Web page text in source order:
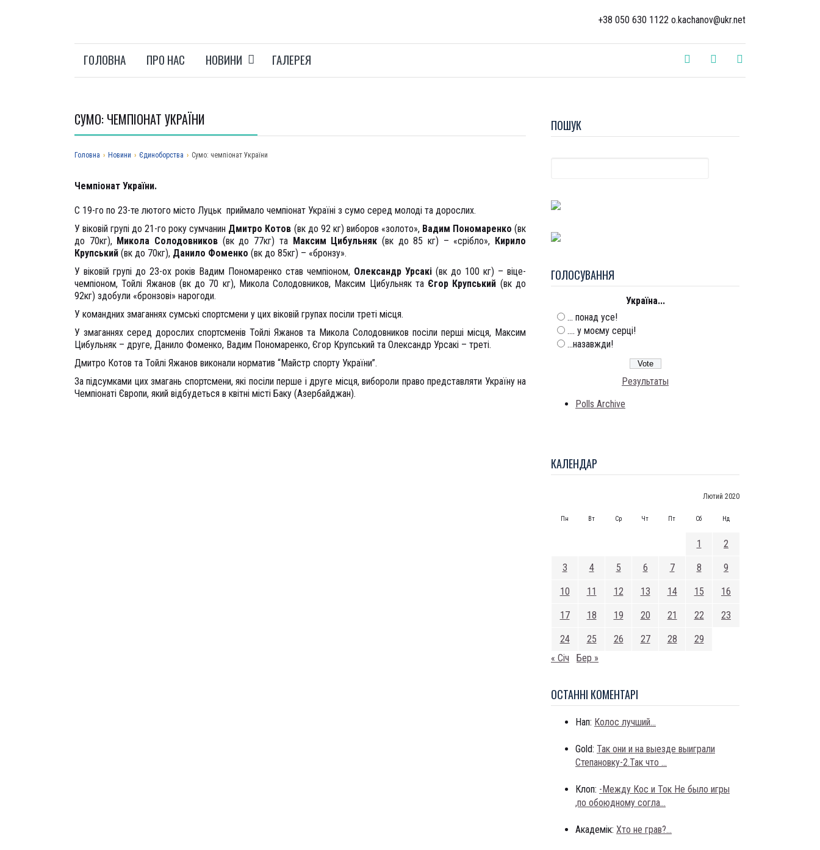
+38 050 630 1122 o.kachanov@ukr.net
ГОЛОВНА ПРО НАС НОВИНИ ГАЛЕРЕЯ
ПОШУК
ГОЛОСУВАННЯ
Україна...
... понад усе!
.... у моєму серці!
...назавжди!
Результаты
Polls Archive
КАЛЕНДАР
Лютий 2020
Пн Вт Ср Чт Пт Сб Нд
1 2
3 4 5 6 7 8 9
10 11 12 13 14 15 16
17 18 19 20 21 22 23
24 25 26 27 28
29
« Січ
Бер »
ОСТАННI КОМЕНТАРI
Нап: Колос лучший...
Gold: Так они и на выезде выиграли
Степановку-2.Так что ...
Клоп: -Между Кос и Ток Не было игры
,по обоюдному согла...
Академік: Хто не грав?...
СУМО: ЧЕМПІОНАТ УКРАЇНИ
Головна › Новини › Єдиноборства › Сумо: чемпіонат України
Чемпіонат України.
С 19-го по 23-те лютого місто Луцьк приймало чемпіонат Україні з сумо серед молоді та дорослих.
У віковій групі до 21-го року сумчанин Дмитро Котов (вк до 92 кг) виборов «золото», Вадим Пономаренко (вк
до 70кг), Микола Солодовников (вк до 77кг) та Максим Цибульняк (вк до 85 кг) – «срібло», Кирило
Крупський (вк до 70кг), Данило Фоменко (вк до 85кг) – «бронзу».
У віковій групі до 23-ох років Вадим Пономаренко став чемпіоном, Олександр Урсакі (вк до 100 кг) – віце-
чемпіоном, Тойлі Яжанов (вк до 70 кг), Микола Солодовников, Максим Цибульняк та Єгор Крупський (вк до
92кг) здобули «бронзові» нарогоди.
У командних змаганнях сумські спортсмени у цих віковій групах посіли треті місця.
У змаганнях серед дорослих спортсменів Тойлі Яжанов та Микола Солодовников посіли перші місця, Максим
Цибульняк – друге, Данило Фоменко, Вадим Пономаренко, Єгор Крупський та Олександр Урсакі – треті.
Дмитро Котов та Тойлі Яжанов виконали норматив “Майстр спорту України”.
За підсумками цих змагань спортсмени, які посіли перше і друге місця, вибороли право представляти Україну на
Чемпіонаті Європи, який відбудеться в квітні місті Баку (Азербайджан).